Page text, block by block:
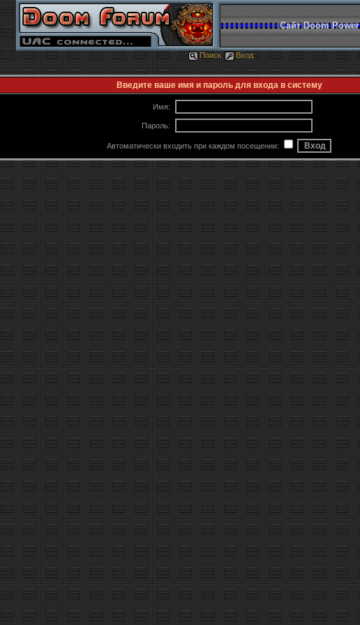
Сайт Doom Power
Поиск
Вход
Введите ваше имя и пароль для входа в систему
Имя:
Пароль:
Автоматически входить при каждом посещении: